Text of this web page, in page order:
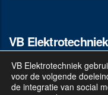
VB Elektrotechniek
Vincent Beumer
VB Elektrotechniek
voor de volgende
de integratie van social